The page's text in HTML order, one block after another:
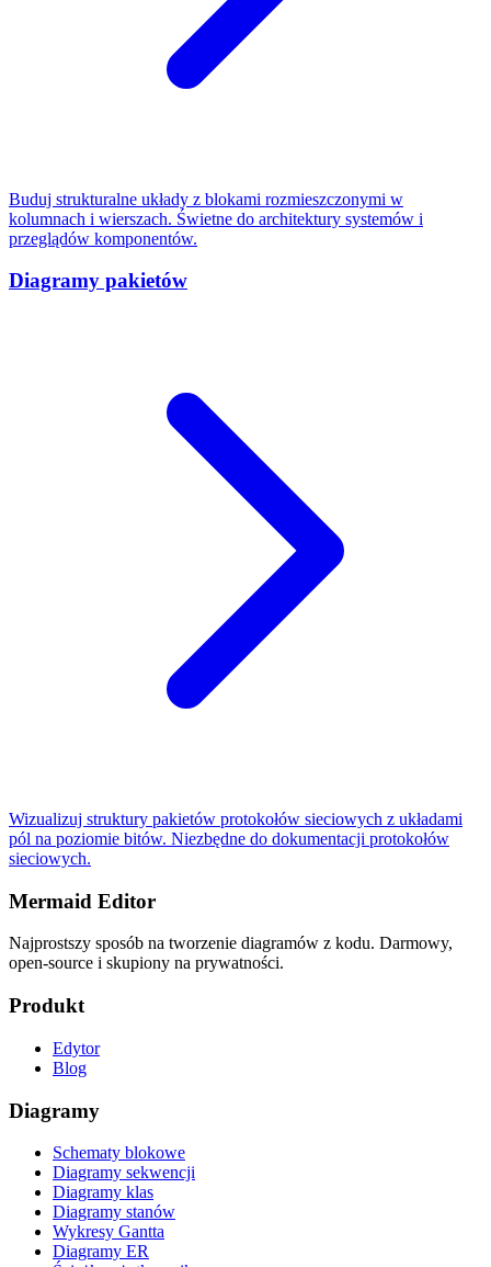
Buduj strukturalne układy z blokami rozmieszczonymi w
kolumnach i wierszach. Świetne do architektury systemów i
przeglądów komponentów.
Diagramy pakietów
Wizualizuj struktury pakietów protokołów sieciowych z układami
pól na poziomie bitów. Niezbędne do dokumentacji protokołów
sieciowych.
Mermaid Editor
Najprostszy sposób na tworzenie diagramów z kodu. Darmowy,
open-source i skupiony na prywatności.
Produkt
Edytor
Blog
Diagramy
Schematy blokowe
Diagramy sekwencji
Diagramy klas
Diagramy stanów
Wykresy Gantta
Diagramy ER